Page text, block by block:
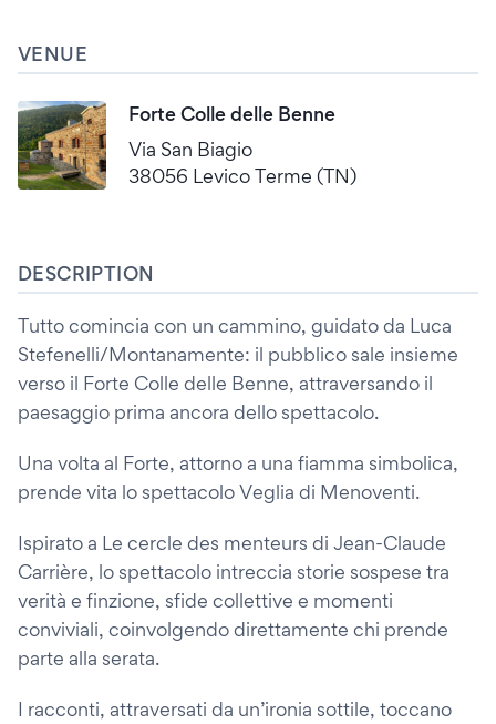
VENUE
Forte Colle delle Benne
Via San Biagio
38056 Levico Terme (TN)
DESCRIPTION
Tutto comincia con un cammino, guidato da Luca
Stefenelli/Montanamente: il pubblico sale insieme
verso il Forte Colle delle Benne, attraversando il
paesaggio prima ancora dello spettacolo.
Una volta al Forte, attorno a una fiamma simbolica,
prende vita lo spettacolo Veglia di Menoventi.
Ispirato a Le cercle des menteurs di Jean-Claude
Carrière, lo spettacolo intreccia storie sospese tra
verità e finzione, sfide collettive e momenti
conviviali, coinvolgendo direttamente chi prende
parte alla serata.
I racconti, attraversati da un’ironia sottile, toccano